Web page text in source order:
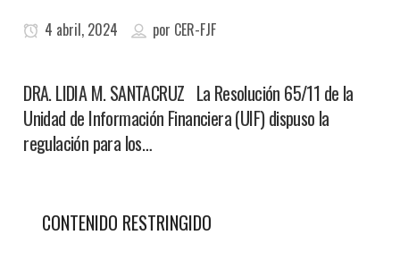
4 abril, 2024 por CER-FJF
DRA. LIDIA M. SANTACRUZ La Resolución 65/11 de la
Unidad de Información Financiera (UIF) dispuso la
regulación para los…
CONTENIDO RESTRINGIDO